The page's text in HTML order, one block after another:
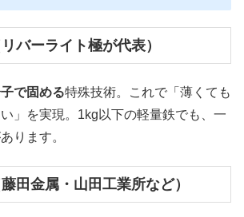
バーライト極が代表）
で固める特殊技術。これで「薄くても
」を実現。1kg以下の軽量鉄でも、一
ります。
田金属・山田工業所など）